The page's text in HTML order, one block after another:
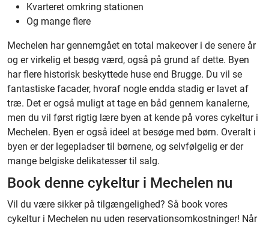
Kvarteret omkring stationen
Og mange flere
Mechelen har gennemgået en total makeover i de senere år
og er virkelig et besøg værd, også på grund af dette. Byen
har flere historisk beskyttede huse end Brugge. Du vil se
fantastiske facader, hvoraf nogle endda stadig er lavet af
træ. Det er også muligt at tage en båd gennem kanalerne,
men du vil først rigtig lære byen at kende på vores cykeltur i
Mechelen. Byen er også ideel at besøge med børn. Overalt i
byen er der legepladser til børnene, og selvfølgelig er der
mange belgiske delikatesser til salg.
Book denne cykeltur i Mechelen nu
Vil du være sikker på tilgængelighed? Så book vores
cykeltur i Mechelen nu uden reservationsomkostninger! Når